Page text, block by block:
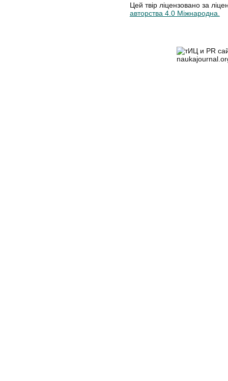
Цей твір ліцензовано за
авторства 4.0 Міжнародна.